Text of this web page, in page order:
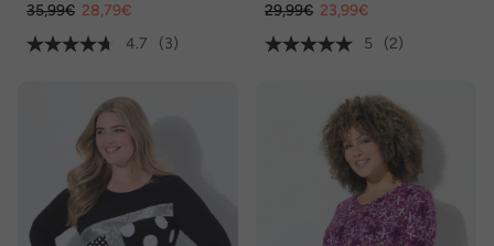
35,99€ 28,79€
4.7
(3)
29,99€ 23,99€
5
(2)